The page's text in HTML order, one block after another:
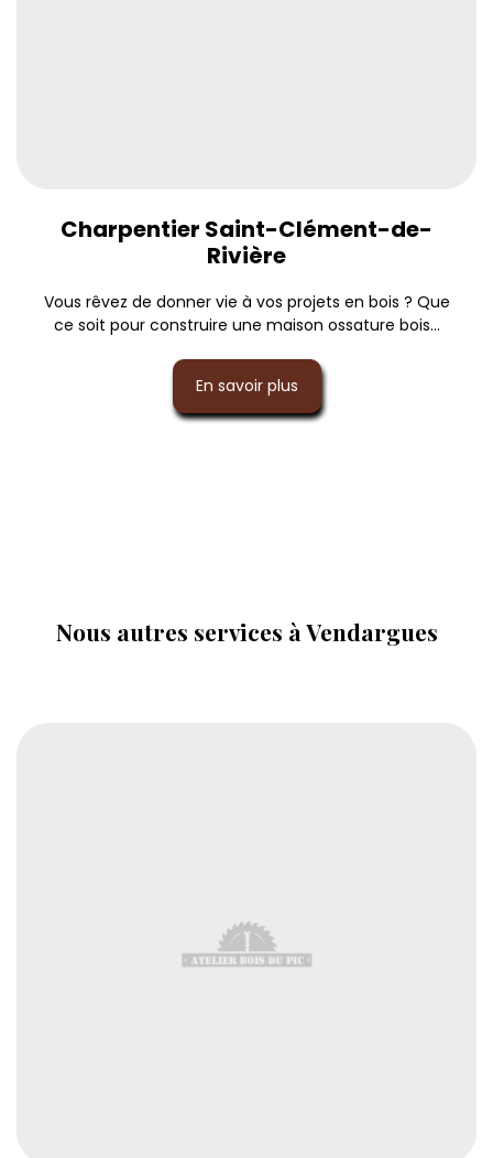
Charpentier Saint-Clément-de-
Rivière
Vous rêvez de donner vie à vos projets en bois ? Que
ce soit pour construire une maison ossature bois...
En savoir plus
Nous autres services à Vendargues